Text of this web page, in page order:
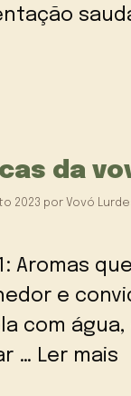
da
2023 por Vovó
Aromas
e
com
… Ler mais